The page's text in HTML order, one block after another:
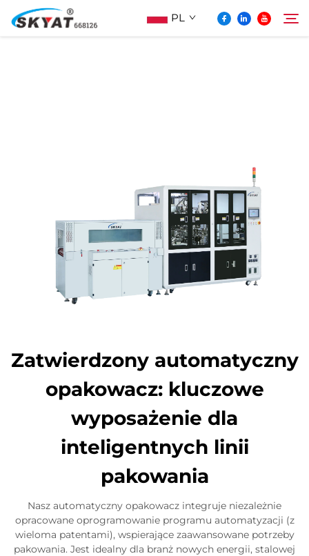
PL
Wideo I Zastosowanie
Projektowanie
Aktualności
Zatwierdzony automatyczny
opakowacz: kluczowe
wyposażenie dla
inteligentnych linii
pakowania
Nasz automatyczny opakowacz integruje niezależnie
opracowane oprogramowanie programu automatyzacji (z
wieloma patentami), wspierające zaawansowane potrzeby
pakowania. Jest idealny dla branż nowych energii, stalowej